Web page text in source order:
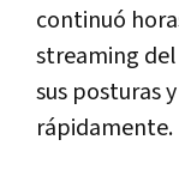
continuó
streaming
sus posturas
rápidamente.